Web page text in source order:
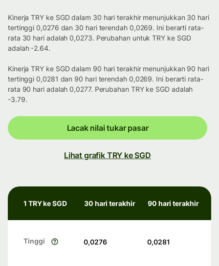
Kinerja TRY ke SGD dalam 30 hari terakhir menunjukkan 30 hari
tertinggi 0,0276 dan 30 hari terendah 0,0269. Ini berarti rata-
rata 30 hari adalah 0,0273. Perubahan untuk TRY ke SGD
adalah -2.64.
Kinerja TRY ke SGD dalam 90 hari terakhir menunjukkan 90 hari
tertinggi 0,0281 dan 90 hari terendah 0,0269. Ini berarti rata-
rata 90 hari adalah 0,0277. Perubahan TRY ke SGD adalah
-3.79.
Lacak nilai tukar pasar
Lihat grafik TRY ke SGD
1 TRY ke SGD 30 hari terakhir 90 hari terakhir
Tinggi 0,0276 0,0281